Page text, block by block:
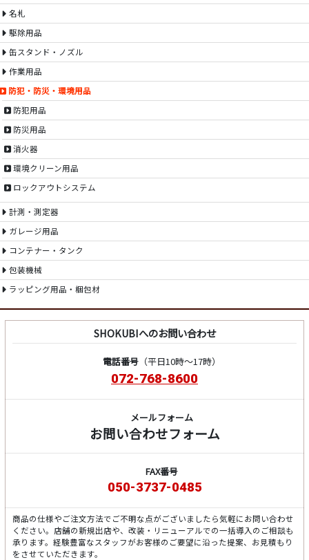
名札
駆除用品
缶スタンド・ノズル
作業用品
防犯・防災・環境用品
防犯用品
防災用品
消火器
環境クリーン用品
ロックアウトシステム
計測・測定器
ガレージ用品
コンテナー・タンク
包装機械
ラッピング用品・梱包材
SHOKUBIへのお問い合わせ
電話番号（平日10時～17時）
072-768-8600
メールフォーム
お問い合わせフォーム
FAX番号
050-3737-0485
商品の仕様やご注文方法でご不明な点がございましたら気軽にお問い合わせ
ください。店舗の新規出店や、改装・リニューアルでの一括導入のご相談も
承ります。経験豊富なスタッフがお客様のご要望に沿った提案、お見積もり
をさせていただきます。